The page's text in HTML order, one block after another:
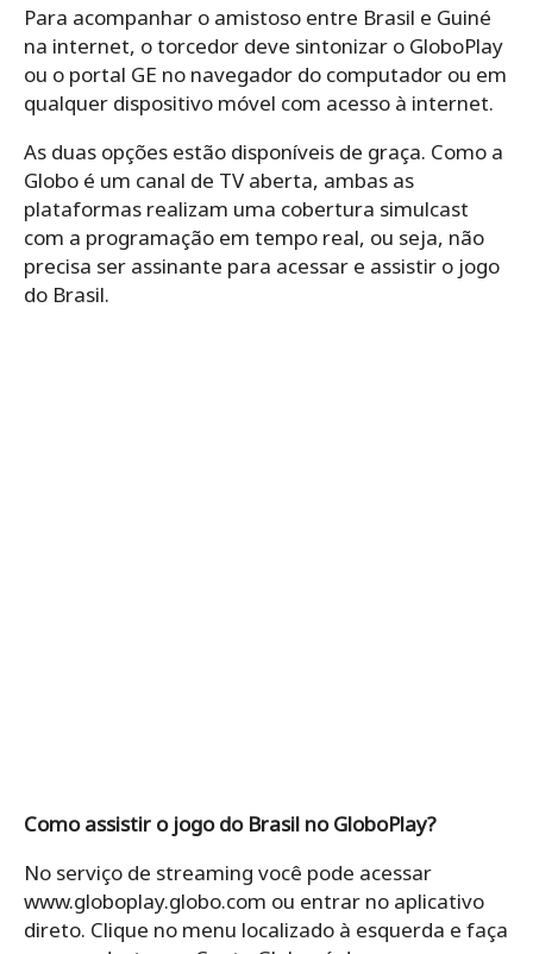
Para acompanhar o amistoso entre Brasil e Guiné
na internet, o torcedor deve sintonizar o GloboPlay
ou o portal GE no navegador do computador ou em
qualquer dispositivo móvel com acesso à internet.
As duas opções estão disponíveis de graça. Como a
Globo é um canal de TV aberta, ambas as
plataformas realizam uma cobertura simulcast
com a programação em tempo real, ou seja, não
precisa ser assinante para acessar e assistir o jogo
do Brasil.
Como assistir o jogo do Brasil no GloboPlay?
No serviço de streaming você pode acessar
www.globoplay.globo.com ou entrar no aplicativo
direto. Clique no menu localizado à esquerda e faça